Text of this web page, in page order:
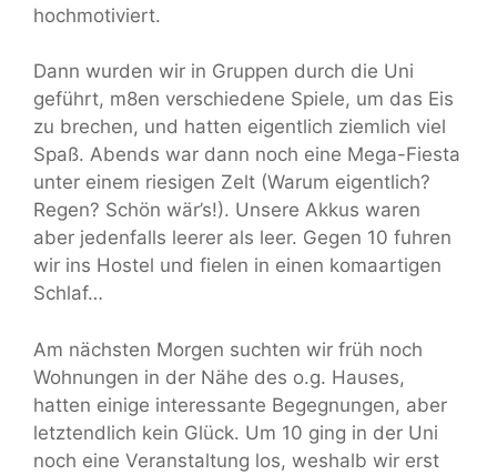
hochmotiviert.
Dann wurden wir in Gruppen durch die Uni
geführt, m8en verschiedene Spiele, um das Eis
zu brechen, und hatten eigentlich ziemlich viel
Spaß. Abends war dann noch eine Mega-Fiesta
unter einem riesigen Zelt (Warum eigentlich?
Regen? Schön wär’s!). Unsere Akkus waren
aber jedenfalls leerer als leer. Gegen 10 fuhren
wir ins Hostel und fielen in einen komaartigen
Schlaf…
Am nächsten Morgen suchten wir früh noch
Wohnungen in der Nähe des o.g. Hauses,
hatten einige interessante Begegnungen, aber
letztendlich kein Glück. Um 10 ging in der Uni
noch eine Veranstaltung los, weshalb wir erst